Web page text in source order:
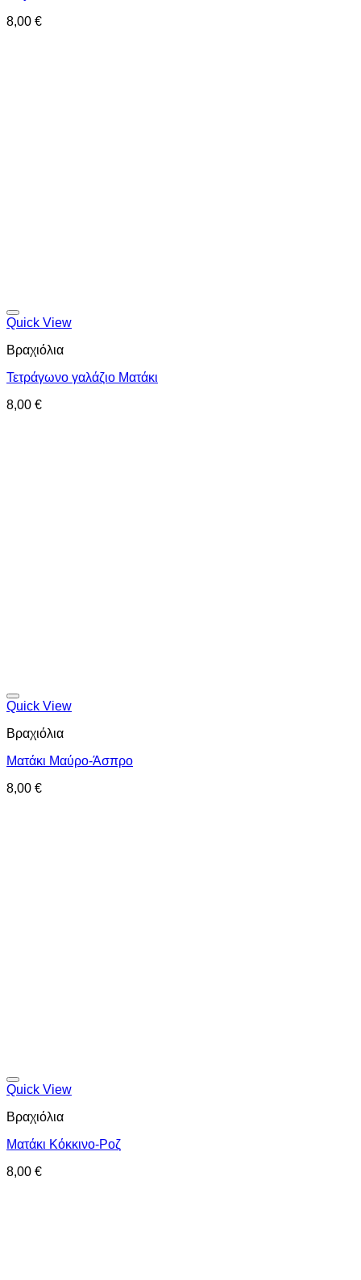
8,00 €
Quick View
Βραχιόλια
Τετράγωνο γαλάζιο Ματάκι
8,00 €
Quick View
Βραχιόλια
Ματάκι Μαύρο-Άσπρο
8,00 €
Quick View
Βραχιόλια
Ματάκι Κόκκινο-Ροζ
8,00 €